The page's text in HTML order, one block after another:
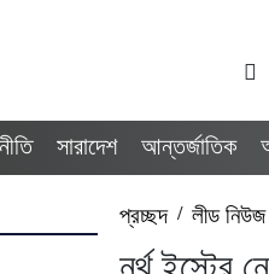
সারাদেশ আন্তর্জাতিক
প্রচ্ছদ/লীড নিউজ
নর্থ ইস্টের